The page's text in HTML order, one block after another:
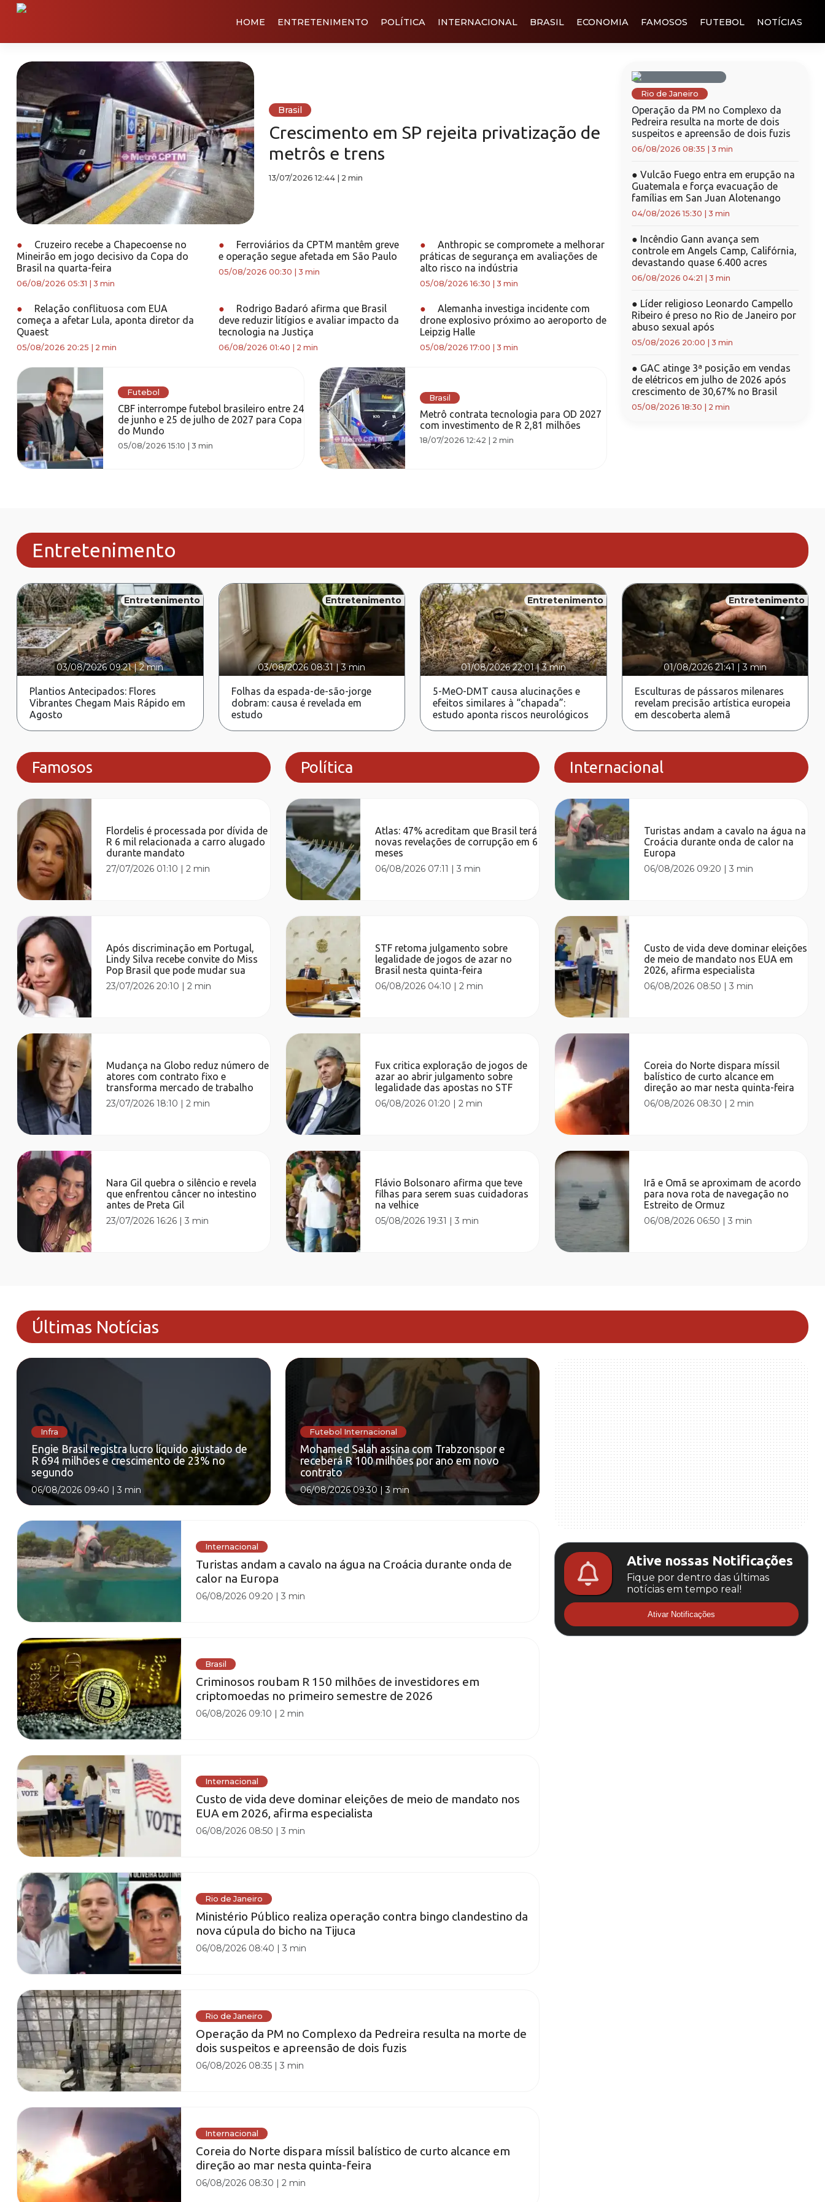
HOME ENTRETENIMENTO POLÍTICA INTERNACIONAL BRASIL ECONOMIA FAMOSOS FUTEBOL NOTÍCIAS
Brasil
Crescimento em SP rejeita privatização de
metrôs e trens
13/07/2026 12:44| 2 min
●
Cruzeiro recebe a Chapecoense no
Mineirão em jogo decisivo da Copa do
Brasil na quarta-feira
06/08/2026 05:31 3 min
●
Ferroviários da CPTM mantêm greve
e operação segue afetada em São Paulo
05/08/2026 00:30 3 min
●
Anthropic se compromete a melhorar
práticas de segurança em avaliações de
alto risco na indústria
05/08/2026 16:30 3 min
●
Relação conflituosa com EUA
começa a afetar Lula, aponta diretor da
Quaest
05/08/2026 20:25 2 min
●
Rodrigo Badaró afirma que Brasil
deve reduzir litígios e avaliar impacto da
tecnologia na Justiça
06/08/2026 01:40 2 min
●
Alemanha investiga incidente com
drone explosivo próximo ao aeroporto de
Leipzig Halle
05/08/2026 17:00 3 min
Futebol
CBF interrompe futebol brasileiro entre 24
de junho e 25 de julho de 2027 para Copa
do Mundo
05/08/2026 15:10 | 3 min
Brasil
Metrô contrata tecnologia para OD 2027
com investimento de R 2,81 milhões
18/07/2026 12:42 | 2 min
Rio de Janeiro
Operação da PM no Complexo da
Pedreira resulta na morte de dois
suspeitos e apreensão de dois fuzis
06/08/2026 08:35 3 min
● Vulcão Fuego entra em erupção na
Guatemala e força evacuação de
famílias em San Juan Alotenango
04/08/2026 15:30 3 min
● Incêndio Gann avança sem
controle em Angels Camp, Califórnia,
devastando quase 6.400 acres
06/08/2026 04:21 3 min
● Líder religioso Leonardo Campello
Ribeiro é preso no Rio de Janeiro por
abuso sexual após
05/08/2026 20:00 3 min
● GAC atinge 3ª posição em vendas
de elétricos em julho de 2026 após
crescimento de 30,67% no Brasil
05/08/2026 18:30 2 min
Entretenimento
Entretenimento
03/08/2026 09:21|2 min
Plantios Antecipados: Flores
Vibrantes Chegam Mais Rápido em
Agosto
Entretenimento
03/08/2026 08:31|3 min
Folhas da espada-de-são-jorge
dobram: causa é revelada em
estudo
Entretenimento
01/08/2026 22:01|3 min
5-MeO-DMT causa alucinações e
efeitos similares à “chapada”:
estudo aponta riscos neurológicos
Entretenimento
01/08/2026 21:41 |3 min
Esculturas de pássaros milenares
revelam precisão artística europeia
em descoberta alemã
Famosos
Flordelis é processada por dívida de
R 6 mil relacionada a carro alugado
durante mandato
27/07/2026 01:10 |2 min
Após discriminação em Portugal,
Lindy Silva recebe convite do Miss
Pop Brasil que pode mudar sua
23/07/2026 20:10 |2 min
Mudança na Globo reduz número de
atores com contrato fixo e
transforma mercado de trabalho
23/07/2026 18:10 |2 min
Nara Gil quebra o silêncio e revela
que enfrentou câncer no intestino
antes de Preta Gil
23/07/2026 16:26 |3 min
Política
Atlas: 47% acreditam que Brasil terá
novas revelações de corrupção em 6
meses
06/08/2026 07:11 |3 min
STF retoma julgamento sobre
legalidade de jogos de azar no
Brasil nesta quinta-feira
06/08/2026 04:10 |2 min
Fux critica exploração de jogos de
azar ao abrir julgamento sobre
legalidade das apostas no STF
06/08/2026 01:20 |2 min
Flávio Bolsonaro afirma que teve
filhas para serem suas cuidadoras
na velhice
05/08/2026 19:31 |3 min
Internacional
Turistas andam a cavalo na água na
Croácia durante onda de calor na
Europa
06/08/2026 09:20 |3 min
Custo de vida deve dominar eleições
de meio de mandato nos EUA em
2026, afirma especialista
06/08/2026 08:50 |3 min
Coreia do Norte dispara míssil
balístico de curto alcance em
direção ao mar nesta quinta-feira
06/08/2026 08:30 |2 min
Irã e Omã se aproximam de acordo
para nova rota de navegação no
Estreito de Ormuz
06/08/2026 06:50 |3 min
Últimas Notícias
Infra
Engie Brasil registra lucro líquido ajustado de
R 694 milhões e crescimento de 23% no
segundo
06/08/2026 09:40 | 3 min
Futebol Internacional
Mohamed Salah assina com Trabzonspor e
receberá R 100 milhões por ano em novo
contrato
06/08/2026 09:30|3 min
Internacional
Turistas andam a cavalo na água na Croácia durante onda de
calor na Europa
06/08/2026 09:20 |3 min
Brasil
Criminosos roubam R 150 milhões de investidores em
criptomoedas no primeiro semestre de 2026
06/08/2026 09:10 |2 min
Internacional
Custo de vida deve dominar eleições de meio de mandato nos
EUA em 2026, afirma especialista
06/08/2026 08:50 |3 min
Rio de Janeiro
Ministério Público realiza operação contra bingo clandestino da
nova cúpula do bicho na Tijuca
06/08/2026 08:40 |3 min
Rio de Janeiro
Operação da PM no Complexo da Pedreira resulta na morte de
dois suspeitos e apreensão de dois fuzis
06/08/2026 08:35 |3 min
Internacional
Coreia do Norte dispara míssil balístico de curto alcance em
direção ao mar nesta quinta-feira
06/08/2026 08:30 |2 min
Ative nossas Notificações
Fique por dentro das últimas
notícias em tempo real!
Ativar Notificações